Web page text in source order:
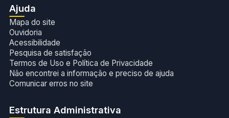
Ajuda
Mapa do site
Ouvidoria
Acessibilidade
Pesquisa de satisfação
Termos de Uso e Política de Privacidade
Não encontrei a informação e preciso de ajuda
Comunicar erros no site
Estrutura Administrativa